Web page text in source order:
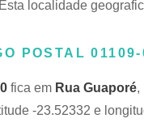
localidade
POSTAL 01109-
fica em Rua Guaporé,
-23.52332 e